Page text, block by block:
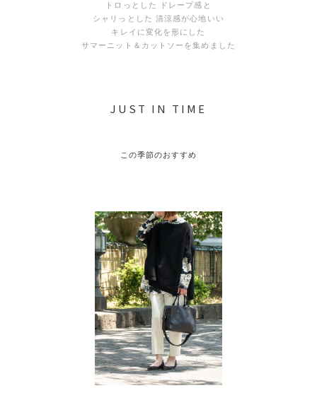
トロっとした ドレープ感と
シャリっとした 清涼感が心地いい
キレイに変化を形にした
サマーニット＆カットソーを集めました
JUST IN TIME
この季節のおすすめ